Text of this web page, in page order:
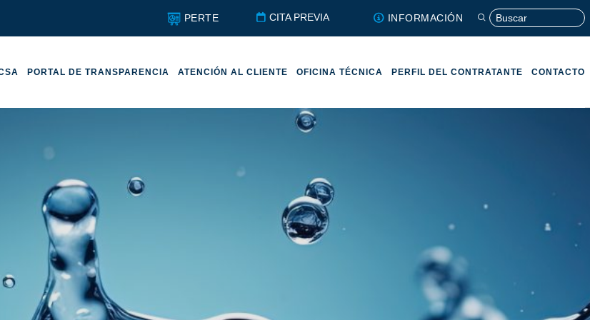
PERTE CITA PREVIA INFORMACIÓN
PORTAL DE TRANSPARENCIA ATENCIÓN AL CLIENTE OFICINA TÉCNICA PERFIL DEL CONTRATANTE CONTACTO